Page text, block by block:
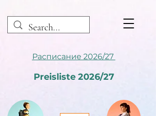
Расписание 2026/27
Preisliste 2026/27